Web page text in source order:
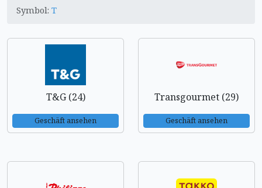
Symbol: T
T&G (24)
Geschäft ansehen
Transgourmet (29)
Geschäft ansehen